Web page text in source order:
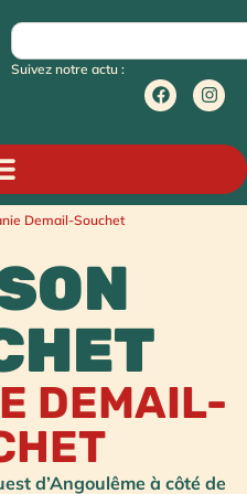
Suivez notre actu :
Demail-Souchet
DEMAIL-
d’Angoulême à côté de